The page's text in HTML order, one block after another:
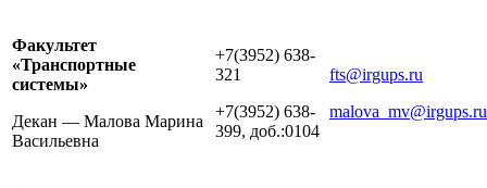
Факультет
«Транспортные
системы»
Декан — Малова Марина
Васильевна
+7(3952) 638-
321
+7(3952) 638-
399, доб.:0104
fts@irgups.ru
malova_mv@irgups.ru